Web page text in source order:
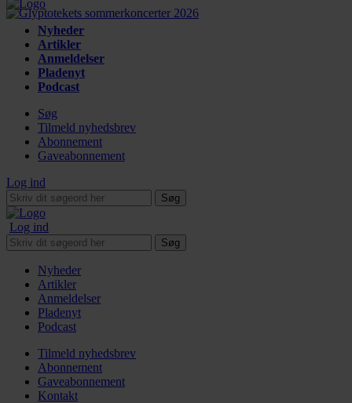
Nyheder
Artikler
Anmeldelser
Pladenyt
Podcast
Søg
Tilmeld nyhedsbrev
Abonnement
Gaveabonnement
Log ind
Søg
Log ind
Søg
Nyheder
Artikler
Anmeldelser
Pladenyt
Podcast
Tilmeld nyhedsbrev
Abonnement
Gaveabonnement
Kontakt